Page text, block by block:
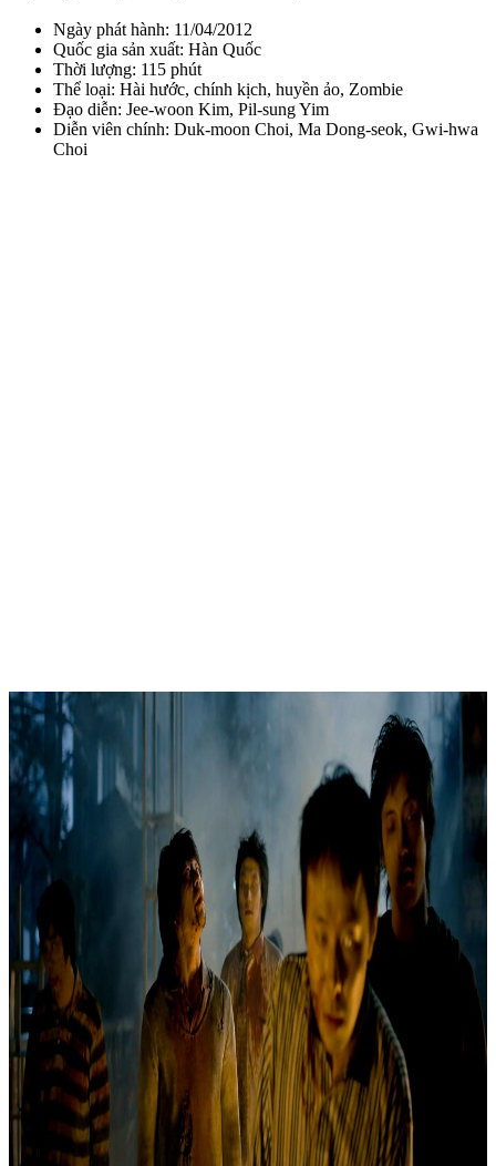
Ngày phát hành: 11/04/2012
Quốc gia sản xuất: Hàn Quốc
Thời lượng: 115 phút
Thể loại: Hài hước, chính kịch, huyền ảo, Zombie
Đạo diễn: Jee-woon Kim, Pil-sung Yim
Diễn viên chính: Duk-moon Choi, Ma Dong-seok, Gwi-hwa
Choi